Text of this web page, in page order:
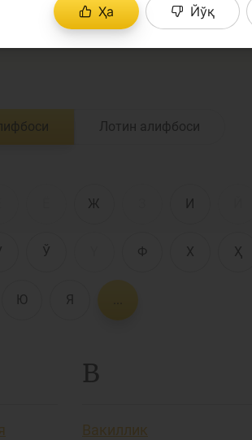
Пул-кредит
Тадбиркорлик
ёки иқтисодий
ёрдам беради.
Лотин алифбоси
Ж И
Ў Ф Х Ҳ
Ю Я
В
Вакиллик
Ҳа Йўқ